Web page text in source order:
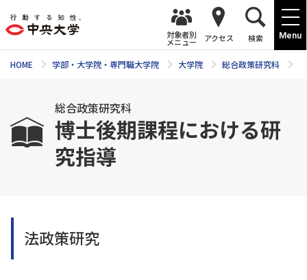
Menu
対象者別
メニュー アクセス 検索
HOME 学部・大学院・専門職大学院 大学院 総合政策研究科
総合政策研究科
博士後期課程における研
究指導
法政策研究